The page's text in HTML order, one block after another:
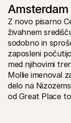
Mollie
Kariera
Pridružite se
Kontakt
Za kupce
Ugotovite, zakaj
izpisku
Za stranke
Povežite se z
Kontaktirajte
Odkrijte, kako
Z novo pisarno
živahnem
sodobno in
zaposleni
med njihovimi
Mollie imenoval
delo na
od Great Place